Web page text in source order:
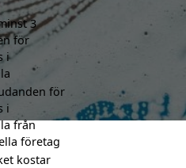
3
för
i
för
i
från
företag
kostar